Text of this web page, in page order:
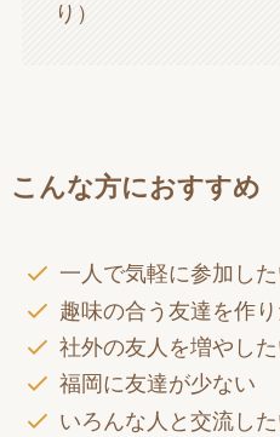
り）
こんな方におすすめ
一人で気軽に参加し
趣味の合う友達を作
社外の友人を増やし
福岡に友達が少ない
いろんな人と交流し